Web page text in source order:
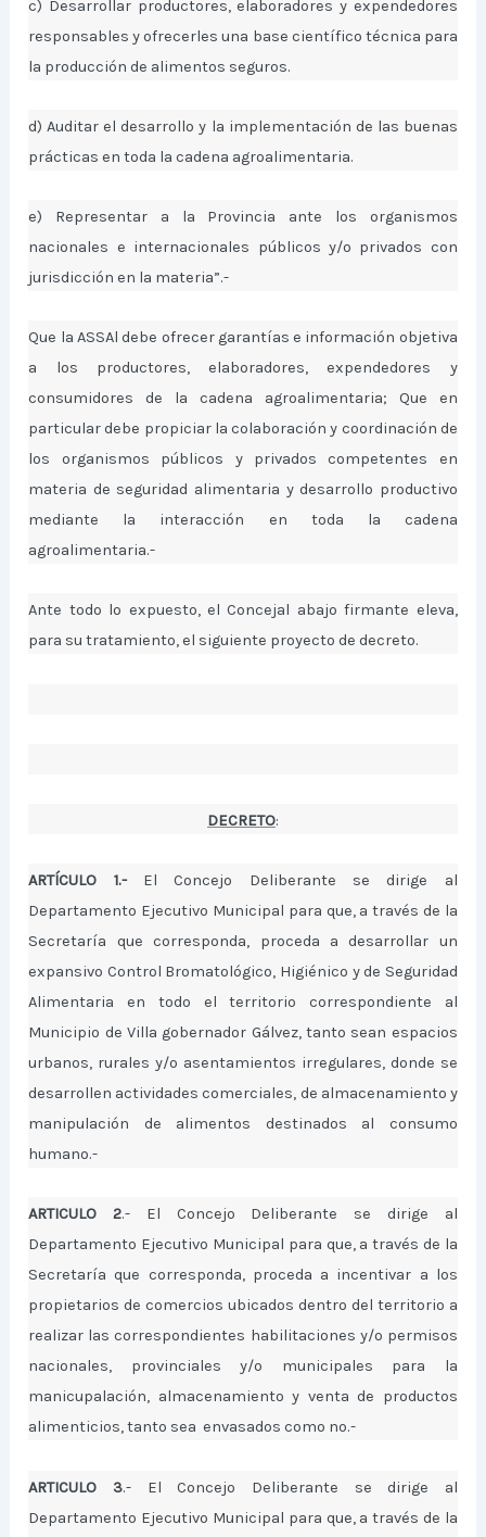
c) Desarrollar productores, elaboradores y expendedores
responsables y ofrecerles una base científico técnica para
la producción de alimentos seguros.
d) Auditar el desarrollo y la implementación de las buenas
prácticas en toda la cadena agroalimentaria.
e) Representar a la Provincia ante los organismos
nacionales e internacionales públicos y/o privados con
jurisdicción en la materia”.-
Que la ASSAl debe ofrecer garantías e información objetiva
a los productores, elaboradores, expendedores y
consumidores de la cadena agroalimentaria; Que en
particular debe propiciar la colaboración y coordinación de
los organismos públicos y privados competentes en
materia de seguridad alimentaria y desarrollo productivo
mediante la interacción en toda la cadena
agroalimentaria.-
Ante todo lo expuesto, el Concejal abajo firmante eleva,
para su tratamiento, el siguiente proyecto de decreto.
DECRETO:
ARTÍCULO 1.- El Concejo Deliberante se dirige al
Departamento Ejecutivo Municipal para que, a través de la
Secretaría que corresponda, proceda a desarrollar un
expansivo Control Bromatológico, Higiénico y de Seguridad
Alimentaria en todo el territorio correspondiente al
Municipio de Villa gobernador Gálvez, tanto sean espacios
urbanos, rurales y/o asentamientos irregulares, donde se
desarrollen actividades comerciales, de almacenamiento y
manipulación de alimentos destinados al consumo
humano.-
ARTICULO 2.- El Concejo Deliberante se dirige al
Departamento Ejecutivo Municipal para que, a través de la
Secretaría que corresponda, proceda a incentivar a los
propietarios de comercios ubicados dentro del territorio a
realizar las correspondientes habilitaciones y/o permisos
nacionales, provinciales y/o municipales para la
manicupalación, almacenamiento y venta de productos
alimenticios, tanto sea envasados como no.-
ARTICULO 3.- El Concejo Deliberante se dirige al
Departamento Ejecutivo Municipal para que, a través de la